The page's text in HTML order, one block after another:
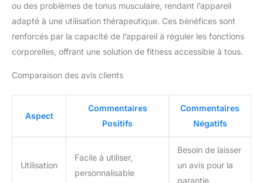
ou des problèmes de tonus musculaire, rendant l’appareil
adapté à une utilisation thérapeutique. Ces bénéfices sont
renforcés par la capacité de l’appareil à réguler les fonctions
corporelles, offrant une solution de fitness accessible à tous.
Comparaison des avis clients
Aspect
Commentaires
Positifs
Commentaires
Négatifs
Utilisation
Facile à utiliser,
personnalisable
Besoin de laisser
un avis pour la
garantie